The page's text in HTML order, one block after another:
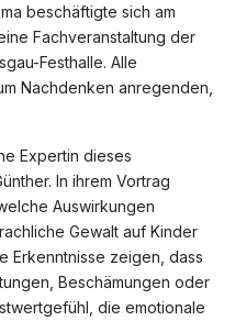
beschäftigte sich am
Fachveranstaltung der
Festhalle. Alle
Nachdenken anregenden,
Expertin dieses
In ihrem Vortrag
Auswirkungen
Gewalt auf Kinder
Erkenntnisse zeigen, dass
Beschämungen oder
die emotionale